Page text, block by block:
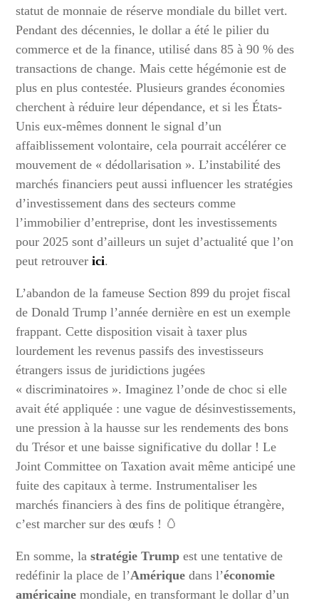
statut de monnaie de réserve mondiale du billet vert.
Pendant des décennies, le dollar a été le pilier du
commerce et de la finance, utilisé dans 85 à 90 % des
transactions de change. Mais cette hégémonie est de
plus en plus contestée. Plusieurs grandes économies
cherchent à réduire leur dépendance, et si les États-
Unis eux-mêmes donnent le signal d’un
affaiblissement volontaire, cela pourrait accélérer ce
mouvement de « dédollarisation ». L’instabilité des
marchés financiers peut aussi influencer les stratégies
d’investissement dans des secteurs comme
l’immobilier d’entreprise, dont les investissements
pour 2025 sont d’ailleurs un sujet d’actualité que l’on
peut retrouverici.
L’abandon de la fameuse Section 899 du projet fiscal
de Donald Trump l’année dernière en est un exemple
frappant. Cette disposition visait à taxer plus
lourdement les revenus passifs des investisseurs
étrangers issus de juridictions jugées
« discriminatoires ». Imaginez l’onde de choc si elle
avait été appliquée : une vague de désinvestissements,
une pression à la hausse sur les rendements des bons
du Trésor et une baisse significative du dollar ! Le
Joint Committee on Taxation avait même anticipé une
fuite des capitaux à terme. Instrumentaliser les
marchés financiers à des fins de politique étrangère,
c’est marcher sur des œufs ! 🥚
En somme, lastratégie Trump est une tentative de
redéfinir la place de l’Amérique dans l’économie
américaine mondiale, en transformant le dollar d’un